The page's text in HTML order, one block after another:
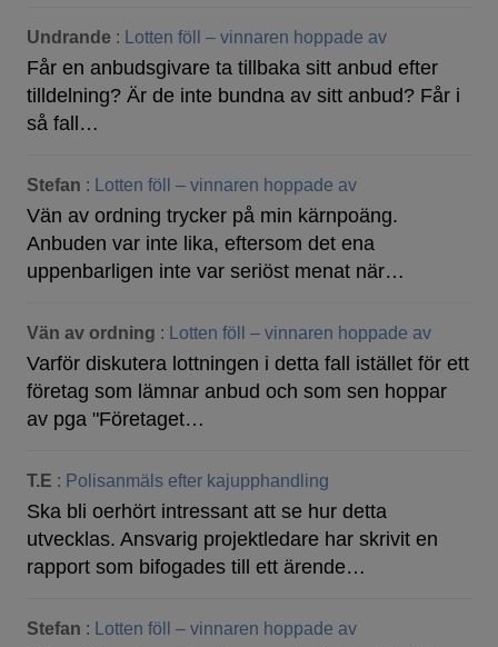
Undrande : Lotten föll – vinnaren hoppade av
Får en anbudsgivare ta tillbaka sitt anbud efter
tilldelning? Är de inte bundna av sitt anbud? Får i
så fall…
Stefan : Lotten föll – vinnaren hoppade av
Vän av ordning trycker på min kärnpoäng.
Anbuden var inte lika, eftersom det ena
uppenbarligen inte var seriöst menat när…
Vän av ordning : Lotten föll – vinnaren hoppade av
Varför diskutera lottningen i detta fall istället för ett
företag som lämnar anbud och som sen hoppar
av pga "Företaget…
T.E : Polisanmäls efter kajupphandling
Ska bli oerhört intressant att se hur detta
utvecklas. Ansvarig projektledare har skrivit en
rapport som bifogades till ett ärende…
Stefan : Lotten föll – vinnaren hoppade av